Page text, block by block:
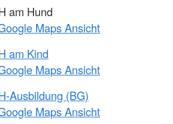
am Hund
Maps Ansicht
am Kind
Maps Ansicht
Ausbildung (BG)
Maps Ansicht